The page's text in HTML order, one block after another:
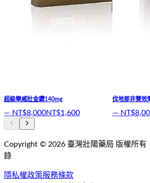
超級樂威壯金鑽140mg
— NT$8,000NT$1,600
伐地那非雙效
—
Copyright © 2026 臺灣壯陽藥局 版權所有
錄
隱私權政策服務條款